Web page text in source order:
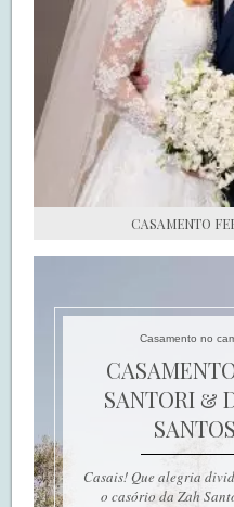
CASAMENTO
Casamento no
SANTORI &
SANTOS
Casais! Que alegria
o casório da Zah